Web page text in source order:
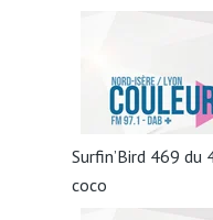
Surfin’Bird 469 du
coco